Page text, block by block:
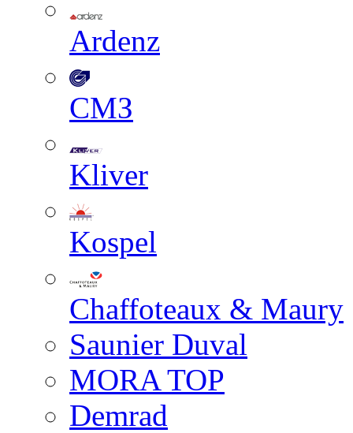
Ardenz
СМЗ
Kliver
Kospel
Chaffoteaux & Maury
Saunier Duval
MORA TOP
Demrad